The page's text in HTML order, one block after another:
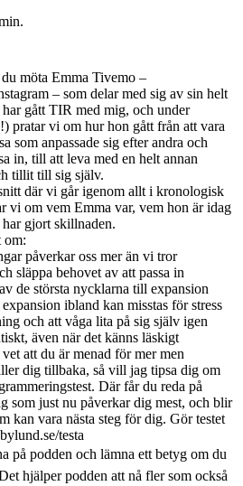
möta Emma Tivemo –
– som delar med sig av sin helt
har gått TIR med mig, och under
pratar vi om hur hon gått från att vara
som anpassade sig efter andra och
in, till att leva med en helt annan
tillit till sig själv.
där vi går igenom allt i kronologisk
vi om vem Emma var, vem hon är idag
gjort skillnaden.
om:
påverkar oss mer än vi tror
släppa behovet av att passa in
de största nycklarna till expansion
ibland kan misstas för stress
och att våga lita på sig själv igen
även när det känns läskigt
att du är menad för mer men
dig tillbaka, så vill jag tipsa dig om
Där får du reda på
som just nu påverkar dig mest, och blir
kan vara nästa steg för dig. Gör testet
testa
på podden och lämna ett betyg om du
hjälper podden att nå fler som också